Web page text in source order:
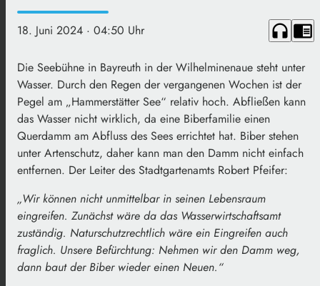
18. Juni 2024 · 04:50 Uhr headphones chrome_reader_mode
Die Seebühne in Bayreuth in der Wilhelminenaue steht unter
Wasser. Durch den Regen der vergangenen Wochen ist der
Pegel am „Hammerstätter See“ relativ hoch. Abfließen kann
das Wasser nicht wirklich, da eine Biberfamilie einen
Querdamm am Abfluss des Sees errichtet hat. Biber stehen
unter Artenschutz, daher kann man den Damm nicht einfach
entfernen. Der Leiter des Stadtgartenamts Robert Pfeifer:
„Wir können nicht unmittelbar in seinen Lebensraum
eingreifen. Zunächst wäre da das Wasserwirtschaftsamt
zuständig. Naturschutzrechtlich wäre ein Eingreifen auch
fraglich. Unsere Befürchtung: Nehmen wir den Damm weg,
dann baut der Biber wieder einen Neuen.“